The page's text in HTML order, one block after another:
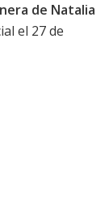
de Natalia
el 27 de